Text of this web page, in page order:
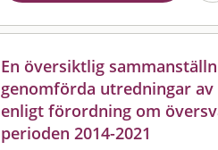
En översiktlig
genomförda utredningar
enligt förordning om
perioden 2014-2021